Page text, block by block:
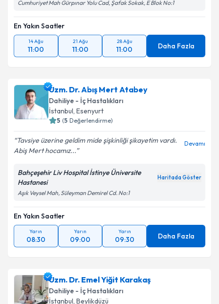
Cumhuriyet Mah Gürpınar Yolu Cad, Şafak Sokak, E Blok No:1
En Yakın Saatler
14 Ağu
11:00
21 Ağu
11:00
28 Ağu
11:00 Daha Fazla
Uzm. Dr. Abış Mert Atabey
Dahiliye - İç Hastalıkları
İstanbul, Esenyurt
5 (5 Değerlendirme)
Tavsiye üzerine geldim mide şişkinliği şikayetim vardı.
Abiş Mert hocamız...
Devamı
Bahçeşehir Liv Hospital İstinye Üniversite
Hastanesi
Haritada Göster
Aşık Veysel Mah, Süleyman Demirel Cd. No:1
En Yakın Saatler
Yarın
08:30
Yarın
09:00
Yarın
09:30 Daha Fazla
Uzm. Dr. Emel Yiğit Karakaş
Dahiliye - İç Hastalıkları
İstanbul, Beylikdüzü